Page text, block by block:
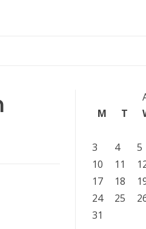
M
T
3
4 5
10
11
17
18
24
25
31